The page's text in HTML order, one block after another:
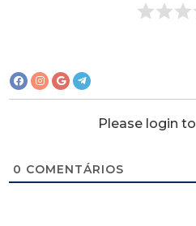
Please login
0 COMENTÁRIOS